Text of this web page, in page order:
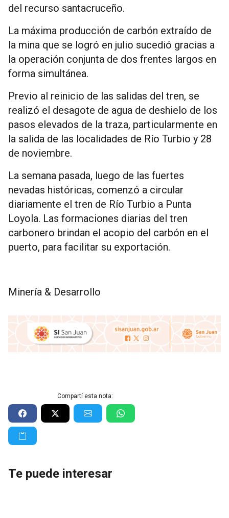
del recurso santacruceño.
La máxima producción de carbón extraído de
la mina que se logró en julio sucedió gracias a
la operación conjunta de dos frentes largos en
forma simultánea.
Previo al reinicio de las salidas del tren, se
realizó el desagote de agua de deshielo de los
pasos elevados de la traza, particularmente en
la salida de las localidades de Río Turbio y 28
de noviembre.
La semana pasada, luego de las fuertes
nevadas históricas, comenzó a circular
diariamente el tren de Río Turbio a Punta
Loyola. Las formaciones diarias del tren
carbonero brindan el acopio del carbón en el
puerto, para facilitar su exportación.
Minería & Desarrollo
Compartí esta nota:
Te puede interesar